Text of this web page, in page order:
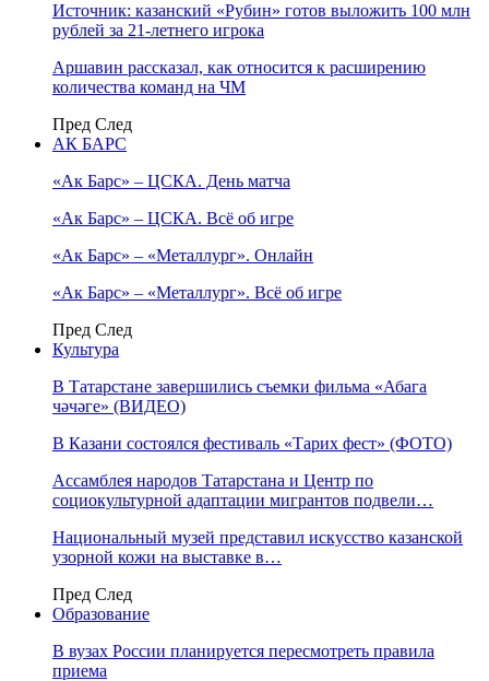
Источник: казанский «Рубин» готов выложить 100 млн
рублей за 21-летнего игрока
Аршавин рассказал, как относится к расширению
количества команд на ЧМ
Пред След
АК БАРС
«Ак Барс» – ЦСКА. День матча
«Ак Барс» – ЦСКА. Всё об игре
«Ак Барс» – «Металлург». Онлайн
«Ак Барс» – «Металлург». Всё об игре
Пред След
Культура
В Татарстане завершились съемки фильма «Абага
чәчәге» (ВИДЕО)
В Казани состоялся фестиваль «Тарих фест» (ФОТО)
Ассамблея народов Татарстана и Центр по
социокультурной адаптации мигрантов подвели…
Национальный музей представил искусство казанской
узорной кожи на выставке в…
Пред След
Образование
В вузах России планируется пересмотреть правила
приема